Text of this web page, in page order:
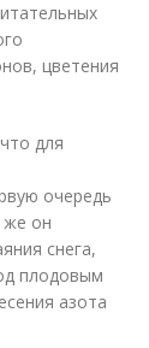
цветения
для
очередь
же он
снега,
плодовым
азота